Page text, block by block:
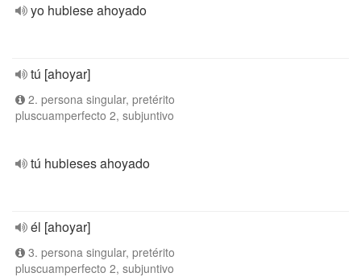
yo hubiese ahoyado
tú [ahoyar]
2. persona singular, pretérito
pluscuamperfecto 2, subjuntivo
tú hubieses ahoyado
él [ahoyar]
3. persona singular, pretérito
pluscuamperfecto 2, subjuntivo